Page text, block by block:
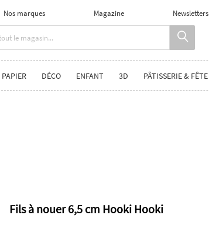
Nos marques Magazine Newsletters
DÉCO ENFANT 3D PÂTISSERIE & FÊTE
Fils à nouer 6,5 cm Hooki Hooki